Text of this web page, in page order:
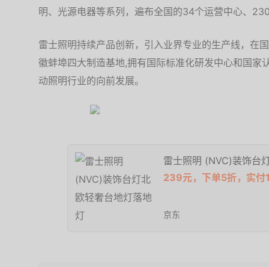
明、光源电器等系列，遍布全国的34个运营中心、
雷士照明持续产品创新，引入业界专业的生产线，在
徽蚌埠四大制造基地,拥有国际标准化研发中心和国家
动照明行业的向前发展。
雷士照明 (NVC)装饰台
239元，下单5折，实付
京东